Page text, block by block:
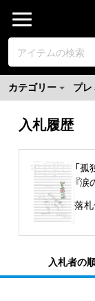
カテゴリー プレ
入札履歴
「
『
落札
入札者の